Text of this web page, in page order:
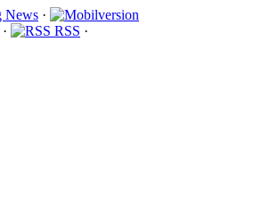
·
· RSS ·